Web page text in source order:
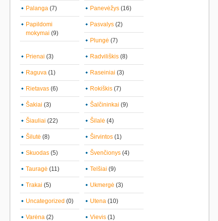
Palanga (7) Panevėžys (16)
Papildomi
mokymai (9)
Pasvalys (2)
Plungė (7)
Prienai (3) Radviliškis (8)
Raguva (1) Raseiniai (3)
Rietavas (6) Rokiškis (7)
Šakiai (3) Šalčininkai (9)
Šiauliai (22) Šilalė (4)
Šilutė (8) Širvintos (1)
Skuodas (5) Švenčionys (4)
Tauragė (11) Telšiai (9)
Trakai (5) Ukmergė (3)
Uncategorized (0) Utena (10)
Varėna (2) Vievis (1)